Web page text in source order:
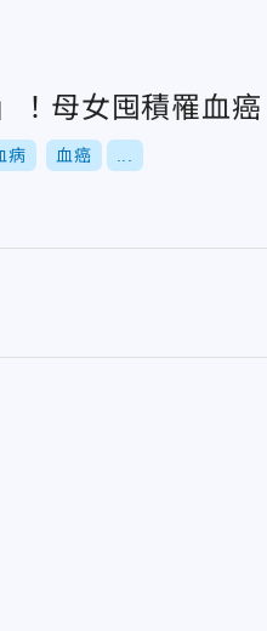
！母女囤積罹血
病 血癌